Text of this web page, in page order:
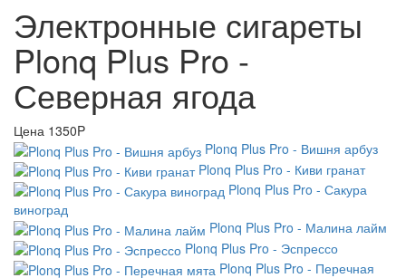
Электронные сигареты
Plonq Plus Pro -
Северная ягода
Цена 1350P
Plonq Plus Pro - Вишня арбуз
Plonq Plus Pro - Киви гранат
Plonq Plus Pro - Сакура
виноград
Plonq Plus Pro - Малина лайм
Plonq Plus Pro - Эспрессо
Plonq Plus Pro - Перечная